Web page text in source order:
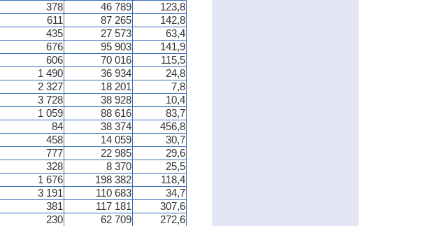
378 46 789
123,8
611 87 265
142,8
435 27 573
63,4
676 95 903
141,9
606 70 016
115,5
1 490 36 934
24,8
2 327 18 201
7,8
3 728 38 928
10,4
1 059 88 616
83,7
84 38 374
456,8
458 14 059
30,7
777 22 985
29,6
328 8 370
25,5
1 676 198 382
118,4
3 191 110 683
34,7
381 117 181
307,6
230 62 709
272,6